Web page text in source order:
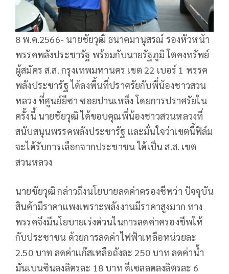
8 พ.ค.2566- นายชัยวุฒิ ธนาคมานุสรณ์ รองหัวหน้า
พรรคพลังประชารัฐ พร้อมกับนายรัฐภูมิ โตคงทรัพย์
ผู้สมัคร ส.ส. กรุงเทพมหานคร เขต 22 เบอร์ 1 พรรค
พลังประชารัฐ ได้ลงพื้นที่ปราศรัยกับพี่น้องชาวสวน
หลวง ที่ศูนย์ยีซา ซอยปานเหล็ง โดยการปราศรัยใน
ครั้งนี้ นายชัยวุฒิ ได้ขอบคุณพี่น้องชาวสวนหลวงที่
สนับสนุนพรรคพลังประชารัฐ และมั่นใจว่าเขตนี้ฟิล์ม
จะได้รับการเลือกจากประชาชน ได้เป็น ส.ส. เขต
สวนหลวง
นายชัยวุฒิ กล่าวถึงนโยบายลดค่าครองชีพว่า ปัจจุบัน
สินค้ามีราคาแพงเพราะพลังงานมีราคาสูงมาก ทาง
พรรคจึงมีนโยบายเร่งด่วนในการลดค่าครองชีพให้
กับประชาชน ด้วยการลดค่าไฟฟ้าเหลือหน่วยละ
2.50 บาท ลดค่าแก๊สเหลือถังละ 250 บาท ลดค่าน้ำ
มันเบนซินลงลิตรละ 18 บาท ดีเซลลดลงลิตรละ 6